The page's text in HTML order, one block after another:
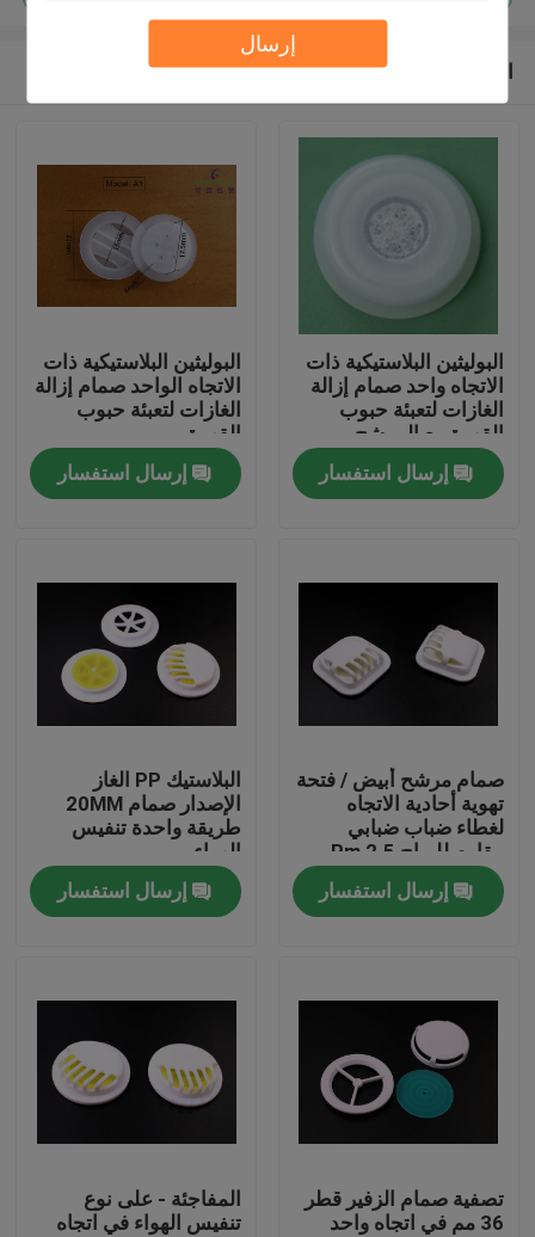
إرسال
المنتجات
عنّا
جولة في المصنع
مراقبة الجودة
أخبار
اطلب اقتباس
البلاستيك صنبور قبعات
غطاء زجاجة بلاستيكية
المنتجات الموصى بها
البوليثين البلاستيكية ذات
الاتجاه واحد صمام إزالة
الغازات لتعبئة حبوب
القهوة مع المرشح
إرسال استفسار
البوليثين البلاستيكية ذات
الاتجاه الواحد صمام إزالة
الغازات لتعبئة حبوب
القهوة
إرسال استفسار
صمام مرشح أبيض / فتحة
تهوية أحادية الاتجاه
لغطاء ضباب ضبابي
مقاوم للرياح 2.5 Pm
إرسال استفسار
البلاستيك PP الغاز
الإصدار صمام 20MM
طريقة واحدة تنفيس
الهواء
إرسال استفسار
تصفية صمام الزفير قطر
36 مم في اتجاه واحد
المفاجئة - على نوع
تنفيس الهواء في اتجاه